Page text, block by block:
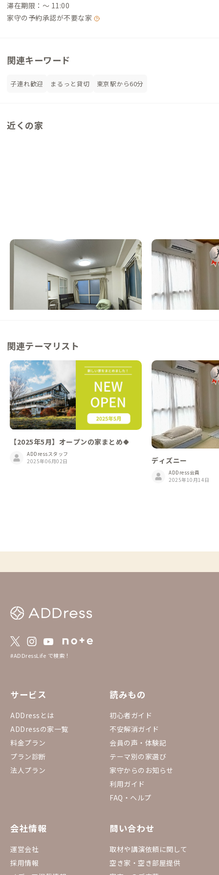
滞在期限：〜 11:00
家守の予約承認が不要な家
関連キーワード
子連れ歓迎 まるっと貸切 東京駅から60分
近くの家
西葛西B邸
その他
【まるっと貸切専用】東京ディズニーリゾー
トへ直通バスあり！テーマパークやリトルイ
ンディア、東京観光の拠点に！
この家からの距離 0km
西葛西A邸
東京都 その他
【駅徒歩10分】近隣
ぎる立地にある家
この家からの距離 0km
関連テーマリスト
【2025年5月】オープンの家まとめ🍀
ADDressスタッフ
2025年06月02日
ディズニー
ADDress会員
2025年10月14日
#ADDressLife で検索！
サービス
ADDressとは
ADDressの家一覧
料金プラン
プラン診断
法人プラン
読みもの
初心者ガイド
不安解消ガイド
会員の声・体験記
テーマ別の家選び
家守からのお知らせ
利用ガイド
FAQ・ヘルプ
会社情報
運営会社
採用情報
問い合わせ
取材や講演依頼に関して
空き家・空き部屋提供